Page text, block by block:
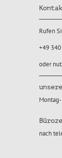
Rufen
+49
oder
nach